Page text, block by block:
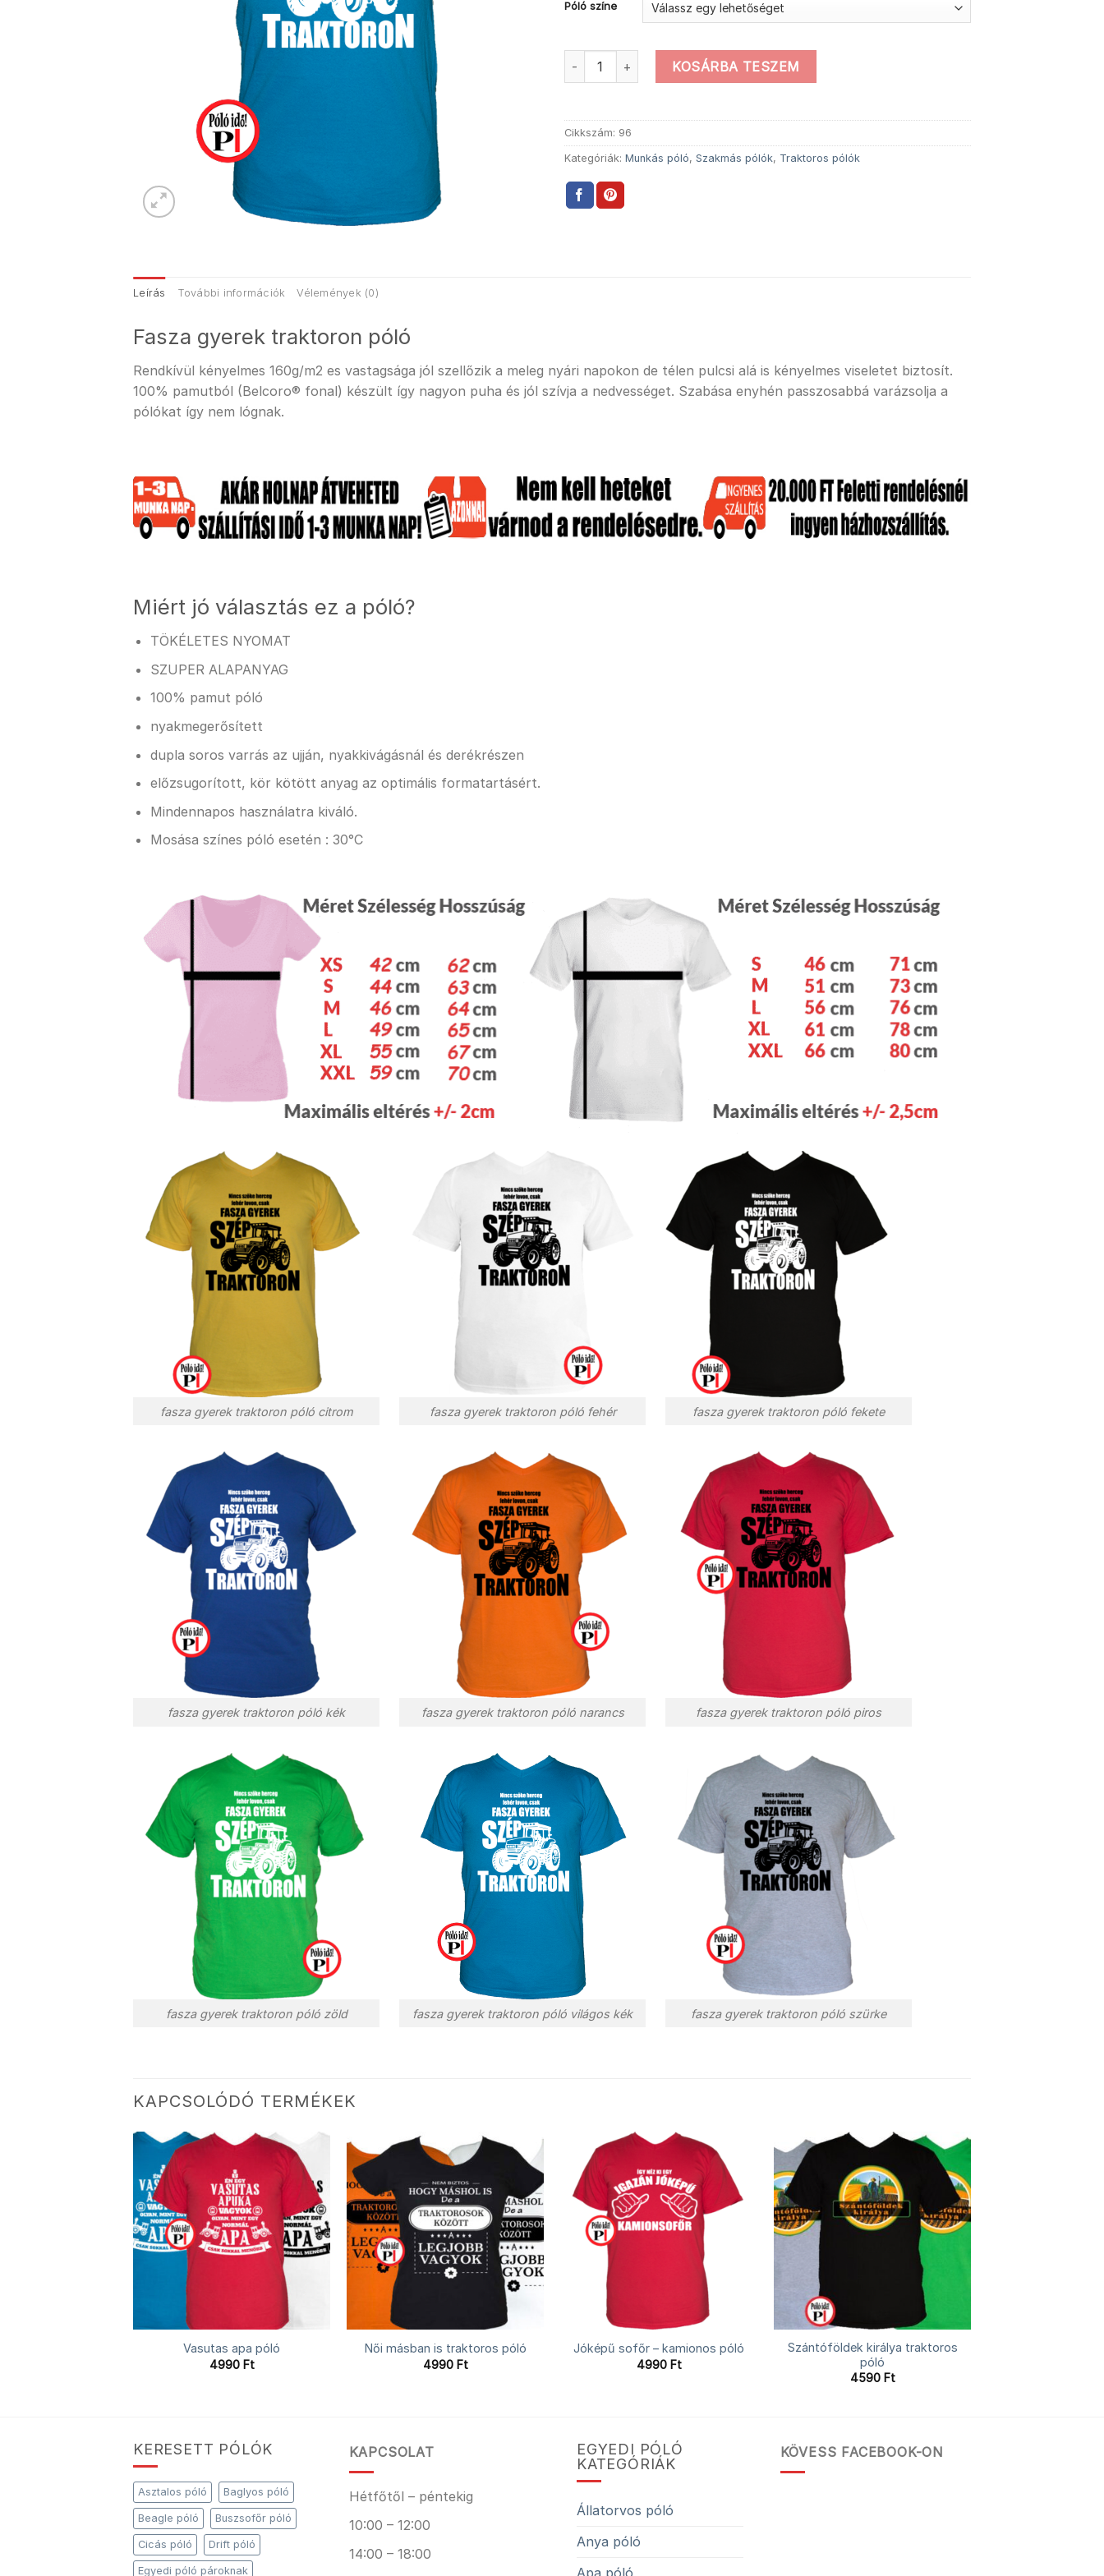
Póló színe
Fasza gyerek traktoron - traktoros póló mennyiség
KOSÁRBA TESZEM
Cikkszám: 96
Kategóriák: Munkás póló, Szakmás pólók, Traktoros pólók
Leírás További információk Vélemények (0)
Fasza gyerek traktoron póló
Rendkívül kényelmes 160g/m2 es vastagsága jól szellőzik a meleg nyári napokon de télen pulcsi alá is kényelmes viseletet biztosít.
100% pamutból (Belcoro® fonal) készült így nagyon puha és jól szívja a nedvességet. Szabása enyhén passzosabbá varázsolja a
pólókat így nem lógnak.
Miért jó választás ez a póló?
TÖKÉLETES NYOMAT
SZUPER ALAPANYAG
100% pamut póló
nyakmegerősített
dupla soros varrás az ujján, nyakkivágásnál és derékrészen
előzsugorított, kör kötött anyag az optimális formatartásért.
Mindennapos használatra kiváló.
Mosása színes póló esetén : 30°C
fasza gyerek traktoron póló citrom fasza gyerek traktoron póló fehér fasza gyerek traktoron póló fekete
fasza gyerek traktoron póló kék fasza gyerek traktoron póló narancs fasza gyerek traktoron póló piros
fasza gyerek traktoron póló zöld fasza gyerek traktoron póló világos kék fasza gyerek traktoron póló szürke
KAPCSOLÓDÓ TERMÉKEK
Vasutas apa póló
4990 Ft
Női másban is traktoros póló
4990 Ft
Jóképű sofőr – kamionos póló
4990 Ft
Szántóföldek királya traktoros
póló
4590 Ft
KERESETT PÓLÓK
Asztalos póló Baglyos póló
Beagle póló Buszsofőr póló
Cicás póló Drift póló
Egyedi póló pároknak
KAPCSOLAT
Hétfőtől – péntekig
10:00 – 12:00
14:00 – 18:00
EGYEDI PÓLÓ
KATEGÓRIÁK
Állatorvos póló
Anya póló
KÖVESS FACEBOOK-ON